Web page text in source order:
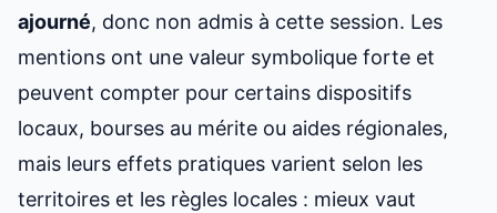
ajourné, donc non admis à cette session. Les
mentions ont une valeur symbolique forte et
peuvent compter pour certains dispositifs
locaux, bourses au mérite ou aides régionales,
mais leurs effets pratiques varient selon les
territoires et les règles locales : mieux vaut